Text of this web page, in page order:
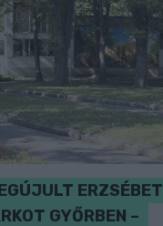
ERZSÉBET
GYŐRBEN –